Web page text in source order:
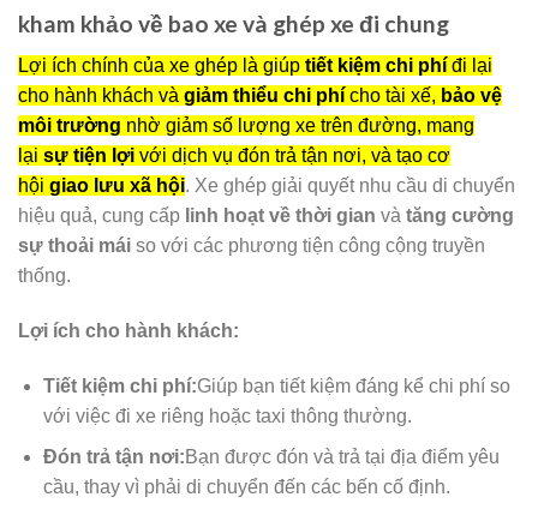
kham khảo về bao xe và ghép xe đi chung
Lợi ích chính của xe ghép là giúp tiết kiệm chi phí đi lại
cho hành khách và giảm thiểu chi phí cho tài xế, bảo vệ
môi trường nhờ giảm số lượng xe trên đường, mang
lại sự tiện lợi với dịch vụ đón trả tận nơi, và tạo cơ
hội giao lưu xã hội. Xe ghép giải quyết nhu cầu di chuyển
hiệu quả, cung cấp linh hoạt về thời gian và tăng cường
sự thoải mái so với các phương tiện công cộng truyền
thống.
Lợi ích cho hành khách:
Tiết kiệm chi phí:Giúp bạn tiết kiệm đáng kể chi phí so
với việc đi xe riêng hoặc taxi thông thường.
Đón trả tận nơi:Bạn được đón và trả tại địa điểm yêu
cầu, thay vì phải di chuyển đến các bến cố định.